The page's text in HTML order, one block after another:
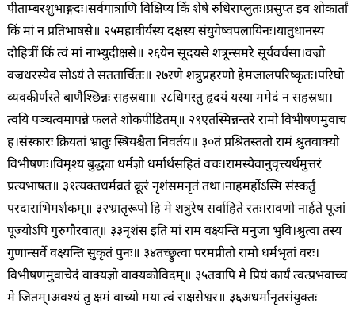
पीताम्बरशुभाङ्गदः।सर्वगात्राणि विक्षिप्य किं शेषे रुधिराप्लुतः।प्रसुप्त इव शोकार्तां
किं मां न प्रतिभाषसे॥ २५महावीर्यस्य दक्षस्य संयुगेष्वपलायिनः।यातुधानस्य
दौहित्रीं किं त्वं मां नाभ्युदीक्षसे॥ २६येन सूदयसे शत्रून्समरे सूर्यवर्चसा।वज्रो
वज्रधरस्येव सोऽयं ते सततार्चितः॥ २७रणे शत्रुप्रहरणो हेमजालपरिष्कृतः।परिघो
व्यवकीर्णस्ते बाणैश्छिन्नः सहस्रधा॥ २८धिगस्तु हृदयं यस्या ममेदं न सहस्रधा।
त्वयि पञ्चत्वमापन्ने फलते शोकपीडितम्॥ २९एतस्मिन्नन्तरे रामो विभीषणमुवाच
ह।संस्कारः क्रियतां भ्रातुः स्त्रियश्चैता निवर्तय॥ ३०तं प्रश्रितस्ततो रामं श्रुतवाक्यो
विभीषणः।विमृश्य बुद्ध्या धर्मज्ञो धर्मार्थसहितं वचः।रामस्यैवानुवृत्त्यर्थमुत्तरं
प्रत्यभाषत॥ ३१त्यक्तधर्मव्रतं क्रूरं नृशंसमनृतं तथा।नाहमर्होऽस्मि संस्कर्तुं
परदाराभिमर्शकम्॥ ३२भ्रातृरूपो हि मे शत्रुरेष सर्वाहिते रतः।रावणो नार्हते पूजां
पूज्योऽपि गुरुगौरवात्॥ ३३नृशंस इति मां राम वक्ष्यन्ति मनुजा भुवि।श्रुत्वा तस्य
गुणान्सर्वे वक्ष्यन्ति सुकृतं पुनः॥ ३४तच्छ्रुत्वा परमप्रीतो रामो धर्मभृतां वरः।
विभीषणमुवाचेदं वाक्यज्ञो वाक्यकोविदम्॥ ३५तवापि मे प्रियं कार्यं त्वत्प्रभवाच्च
मे जितम्।अवश्यं तु क्षमं वाच्यो मया त्वं राक्षसेश्वर॥ ३६अधर्मानृतसंयुक्तः